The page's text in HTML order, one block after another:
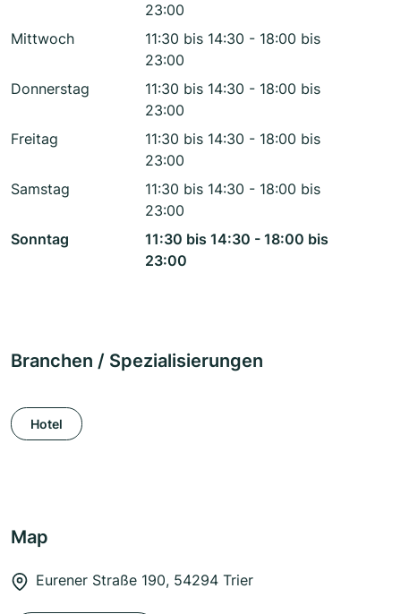
23:00
Mittwoch
11:30 bis 14:30 - 18:00 bis
23:00
Donnerstag
11:30 bis 14:30 - 18:00 bis
23:00
Freitag
11:30 bis 14:30 - 18:00 bis
23:00
Samstag
11:30 bis 14:30 - 18:00 bis
23:00
Sonntag
11:30 bis 14:30 - 18:00 bis
23:00
Branchen / Spezialisierungen
Hotel
Map
Eurener Straße 190, 54294 Trier